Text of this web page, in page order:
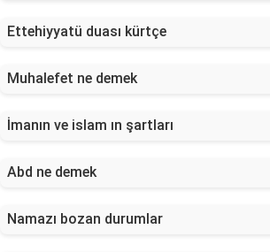
Ettehiyyatü duası kürtçe
Muhalefet ne demek
İmanın ve islam ın şartları
Abd ne demek
Namazı bozan durumlar